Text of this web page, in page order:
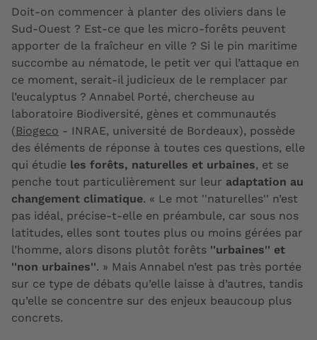
Doit-on commencer à planter des oliviers dans le
Sud-Ouest ? Est-ce que les micro-forêts peuvent
apporter de la fraîcheur en ville ? Si le pin maritime
succombe au nématode, le petit ver qui l’attaque en
ce moment, serait-il judicieux de le remplacer par
l’eucalyptus ? Annabel Porté, chercheuse au
laboratoire Biodiversité, gènes et communautés
(Biogeco - INRAE, université de Bordeaux), possède
des éléments de réponse à toutes ces questions, elle
qui étudie les forêts, naturelles et urbaines, et se
penche tout particulièrement sur leur adaptation au
changement climatique. « Le mot ''naturelles'' n’est
pas idéal, précise-t-elle en préambule, car sous nos
latitudes, elles sont toutes plus ou moins gérées par
l’homme, alors disons plutôt forêts ''urbaines'' et
''non urbaines''. » Mais Annabel n’est pas très portée
sur ce type de débats qu’elle laisse à d’autres, tandis
qu’elle se concentre sur des enjeux beaucoup plus
concrets.